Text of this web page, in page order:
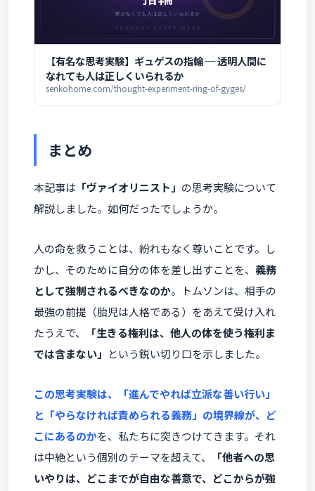
【有名な思考実験】ギュゲスの指輪 ─ 透明人間に
なれても人は正しくいられるか
senkohome.com/thought-experiment-ring-of-gyges/
まとめ
本記事は 「ヴァイオリニスト」 の思考実験について
解説しました。如何だったでしょうか。
人の命を救うことは、紛れもなく尊いことです。し
かし、そのために自分の体を差し出すことを、 義務
として強制されるべきなのか。トムソンは、相手の
最強の前提（胎児は人格である）をあえて受け入れ
たうえで、
「生きる権利は、他人の体を使う権利ま
では含まない」 という鋭い切り口を示しました。
この思考実験は、「進んでやれば立派な善い行い」
と「やらなければ責められる義務」の境界線が、ど
こにあるのかを、私たちに突きつけてきます。それ
は中絶という個別のテーマを超えて、
「他者への思
いやりは、どこまでが自由な善意で、どこからが強